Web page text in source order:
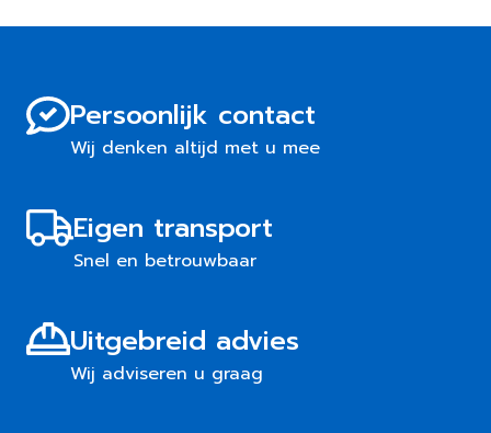
Persoonlijk contact
Wij denken altijd met u mee
Eigen transport
Snel en betrouwbaar
Uitgebreid advies
Wij adviseren u graag